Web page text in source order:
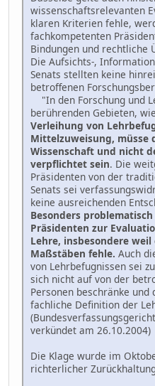
wissenschaftsrelevanten
klaren Kriterien fehle,
fachkompetenten
Bindungen und rechtliche
Die Aufsichts-,
Senats stellten keine
betroffenen
"In den Forschung und
berührenden Gebieten,
Verleihung von
Mittelzuweisung, müsse
Wissenschaft und nicht
verpflichtet sein. Die
Präsidenten von der
Senats sei
keine ausreichenden
Besonders
Präsidenten zur
Lehre, insbesondere
Maßstäben fehle. Auch
von Lehrbefugnissen sei
sich nicht auf von der
Personen beschränke und
fachliche Definition der
verkündet am 26.10.2004)
Die Klage wurde im
richterlicher